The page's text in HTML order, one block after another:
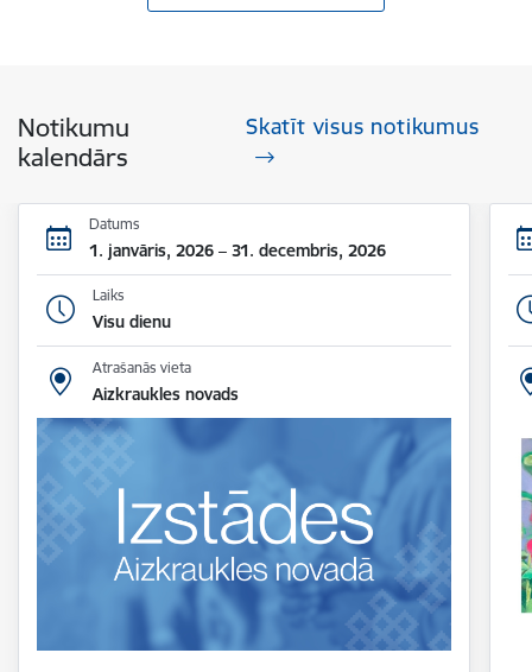
Notikumu
kalendārs
Skatīt visus notikumus
Datums
1. janvāris, 2026 – 31. decembris, 2026
Laiks
Visu dienu
Atrašanās vieta
Aizkraukles novads